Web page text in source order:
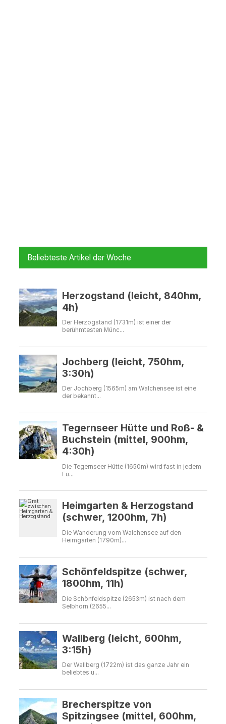
Beliebteste Artikel der Woche